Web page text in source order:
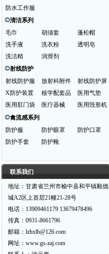
防水工作服
清洁系列
毛巾
胡须套
蓬松帽
洗手液
洗衣粉
透明皂
洗洁精
润滑剂
射线防护
射线防护服
放射科附件
射线防护屏
X防护装置
核学配套品
医用气垫
医用肛门袋
医疗器械
医用毁形机
禽流感系列
防护服
防护眼罩
防护口罩
防护手套
防护靴
联系我们
地址：甘肃省兰州市榆中县和平镇毅德
城A2区上首层21幢21-28号
电话：13909461179 13679478496
传真：0931-8661796
邮箱：lzhxlb@126.com
网址：www.gs-zaj.com